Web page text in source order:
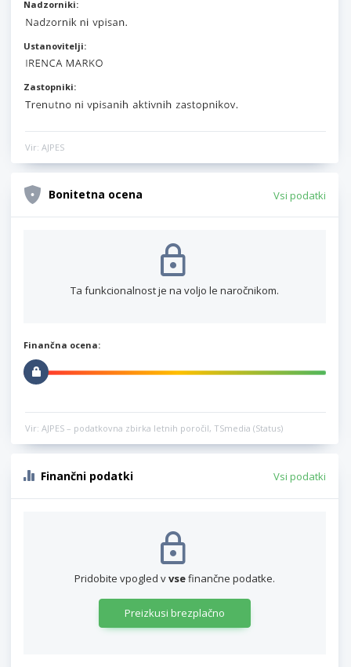
Nadzorniki:
Ustanovitelji:
Zastopniki:
Vir: AJPES
Bonitetna ocena Vsi podatki
Ta funkcionalnost je na voljo le naročnikom.
Finančna ocena:
Vir: AJPES – podatkovna zbirka letnih poročil, TSmedia (Status)
Finančni podatki Vsi podatki
Pridobite vpogled vvsefinančne podatke.
Preizkusi brezplačno